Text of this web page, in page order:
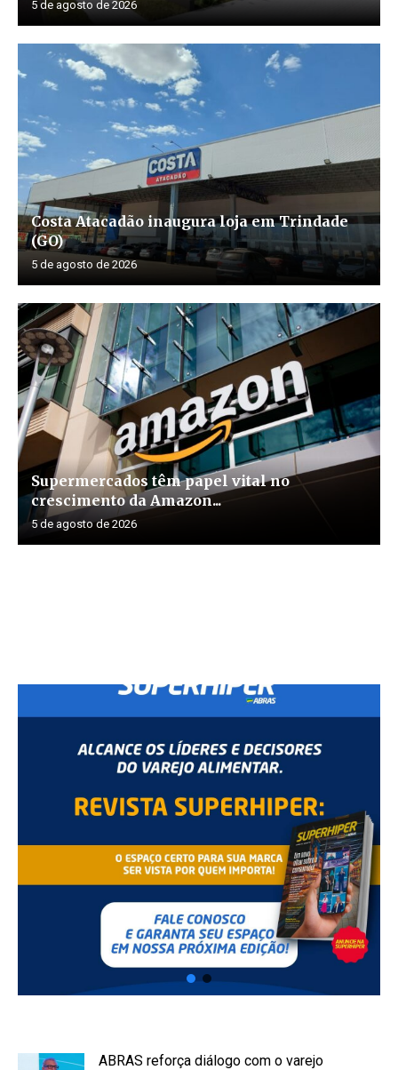
5 de agosto de 2026
Costa Atacadão inaugura loja em Trindade
(GO)
5 de agosto de 2026
Supermercados têm papel vital no
crescimento da Amazon...
5 de agosto de 2026
ABRAS reforça diálogo com o varejo